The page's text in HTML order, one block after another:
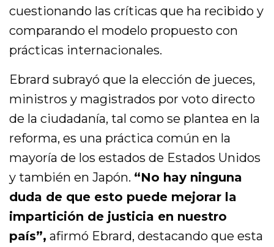
cuestionando las críticas que ha recibido y
comparando el modelo propuesto con
prácticas internacionales.
Ebrard subrayó que la elección de jueces,
ministros y magistrados por voto directo
de la ciudadanía, tal como se plantea en la
reforma, es una práctica común en la
mayoría de los estados de Estados Unidos
y también en Japón. “No hay ninguna
duda de que esto puede mejorar la
impartición de justicia en nuestro
país”, afirmó Ebrard, destacando que esta